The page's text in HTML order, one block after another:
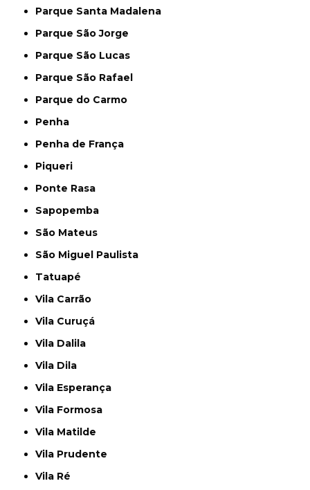
Parque Santa Madalena
Parque São Jorge
Parque São Lucas
Parque São Rafael
Parque do Carmo
Penha
Penha de França
Piqueri
Ponte Rasa
Sapopemba
São Mateus
São Miguel Paulista
Tatuapé
Vila Carrão
Vila Curuçá
Vila Dalila
Vila Dila
Vila Esperança
Vila Formosa
Vila Matilde
Vila Prudente
Vila Ré